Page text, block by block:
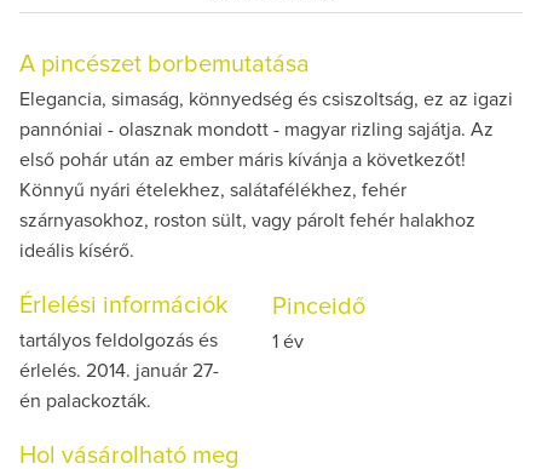
A pincészet borbemutatása
Elegancia, simaság, könnyedség és csiszoltság, ez az igazi
pannóniai - olasznak mondott - magyar rizling sajátja. Az
első pohár után az ember máris kívánja a következőt!
Könnyű nyári ételekhez, salátafélékhez, fehér
szárnyasokhoz, roston sült, vagy párolt fehér halakhoz
ideális kísérő.
Érlelési információk
tartályos feldolgozás és
érlelés. 2014. január 27-
én palackozták.
Pinceidő
1 év
Hol vásárolható meg